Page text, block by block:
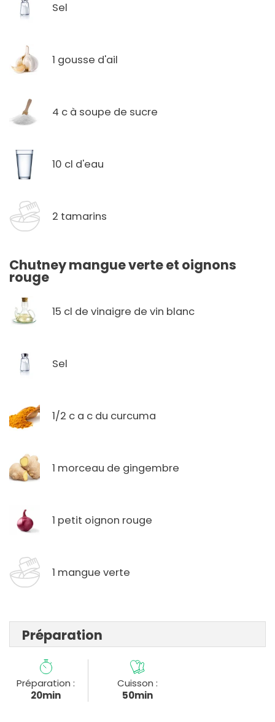
Sel
1 gousse d'ail
4 c à soupe de sucre
10 cl d'eau
2 tamarins
Chutney mangue verte et oignons
rouge
15 cl de vinaigre de vin blanc
Sel
1/2 c a c du curcuma
1 morceau de gingembre
1 petit oignon rouge
1 mangue verte
Préparation
Préparation :
20min
Cuisson :
50min